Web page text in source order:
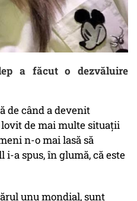
a făcut o dezvăluire
de când a devenit
de mai multe situaţii
n-o mai lasă să
i-a spus, în glumă, că este
unu mondial, sunt